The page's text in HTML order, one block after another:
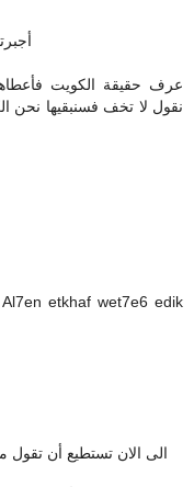
عرف حقيقة الكويت
نقول لا تخف فسنبقيها نحن
etkhaf wet7e6 edik
الى الان تستطيع أن تقول